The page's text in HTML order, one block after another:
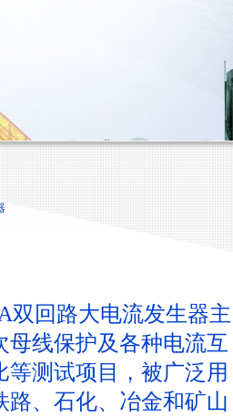
双回路大电流发生器主
母线保护及各种电流互
等测试项目，被广泛用
路、石化、冶金和矿山